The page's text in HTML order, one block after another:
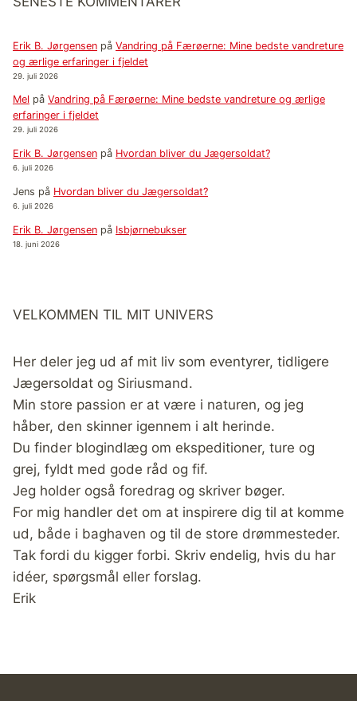
Erik B. Jørgensen på Vandring på Færøerne: Mine bedste vandreture
og ærlige erfaringer i fjeldet
29. juli 2026
Mel på Vandring på Færøerne: Mine bedste vandreture og ærlige
erfaringer i fjeldet
29. juli 2026
Erik B. Jørgensen på Hvordan bliver du Jægersoldat?
6. juli 2026
Jens på Hvordan bliver du Jægersoldat?
6. juli 2026
Erik B. Jørgensen på Isbjørnebukser
18. juni 2026
VELKOMMEN TIL MIT UNIVERS
Her deler jeg ud af mit liv som eventyrer, tidligere
Jægersoldat og Siriusmand.
Min store passion er at være i naturen, og jeg
håber, den skinner igennem i alt herinde.
Du finder blogindlæg om ekspeditioner, ture og
grej, fyldt med gode råd og fif.
Jeg holder også foredrag og skriver bøger.
For mig handler det om at inspirere dig til at komme
ud, både i baghaven og til de store drømmesteder.
Tak fordi du kigger forbi. Skriv endelig, hvis du har
idéer, spørgsmål eller forslag.
Erik